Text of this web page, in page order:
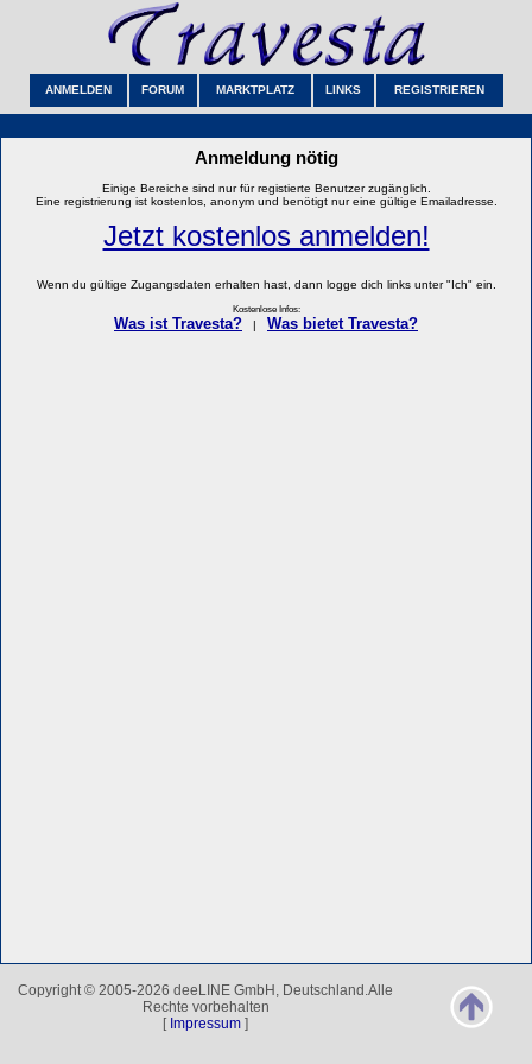
ANMELDEN FORUM MARKTPLATZ LINKS REGISTRIEREN
Anmeldung nötig
Einige Bereiche sind nur für registierte Benutzer zugänglich.
Eine registrierung ist kostenlos, anonym und benötigt nur eine gültige Emailadresse.
Jetzt kostenlos anmelden!
Wenn du gültige Zugangsdaten erhalten hast, dann logge dich links unter "Ich" ein.
Kostenlose Infos:
Was ist Travesta? Was bietet Travesta?
Copyright © 2005-2026 deeLINE GmbH, Deutschland.Alle
Rechte vorbehalten
[ Impressum ]